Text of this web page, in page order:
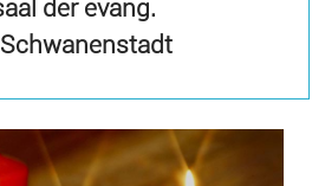
der evang.